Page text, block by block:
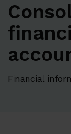
Financial